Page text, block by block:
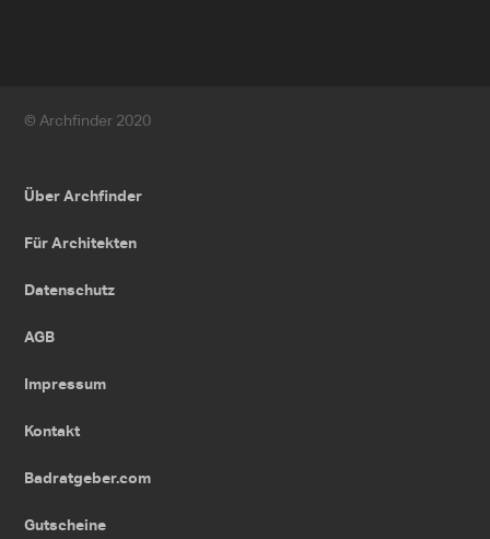
© Archfinder 2020
Über Archfinder
Für Architekten
Datenschutz
AGB
Impressum
Kontakt
Badratgeber.com
Gutscheine